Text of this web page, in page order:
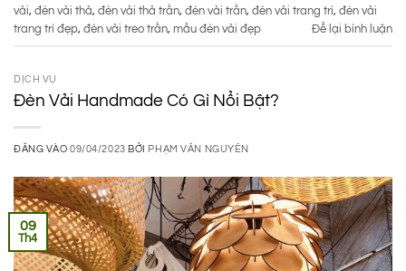
vải, đèn vải thả, đèn vải thả trần, đèn vải trần, đèn vải trang trí, đèn vải
trang trí đẹp, đèn vải treo trần, mẫu đèn vải đẹp Để lại bình luận
DỊCH VỤ
Đèn Vải Handmade Có Gì Nổi Bật?
ĐĂNG VÀO09/04/2023 BỞI PHẠM VĂN NGUYÊN
09
Th4